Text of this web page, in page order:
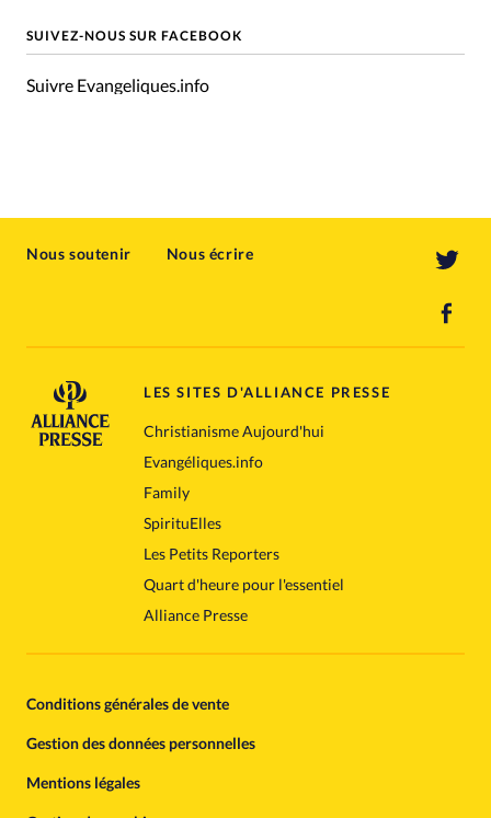
SUIVEZ-NOUS SUR FACEBOOK
Suivre Evangeliques.info
Nous soutenir Nous écrire
LES SITES D'ALLIANCE PRESSE
Christianisme Aujourd'hui
Evangéliques.info
Family
SpirituElles
Les Petits Reporters
Quart d'heure pour l'essentiel
Alliance Presse
Conditions générales de vente
Gestion des données personnelles
Mentions légales